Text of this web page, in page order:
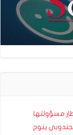
مسؤولتها
يتوج